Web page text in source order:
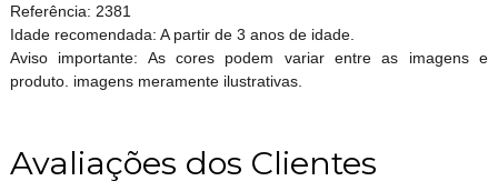
Referência: 2381
Idade recomendada: A partir de 3 anos de idade.
Aviso importante: As cores podem variar entre as imagens e
produto. imagens meramente ilustrativas.
Avaliações dos Clientes